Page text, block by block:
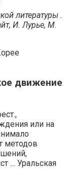
литературы .
И. Лурье, М.
движение
или на
методов
… Уральская